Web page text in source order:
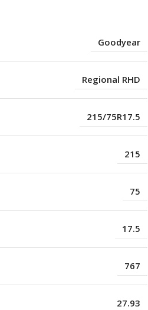
Goodyear
Regional RHD
215/75R17.5
215
75
17.5
767
27.93